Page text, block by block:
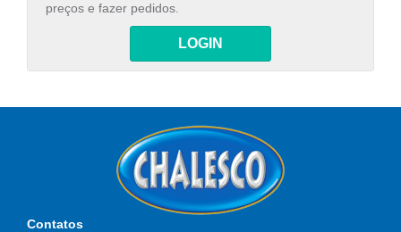
preços e fazer pedidos.
LOGIN
Contatos